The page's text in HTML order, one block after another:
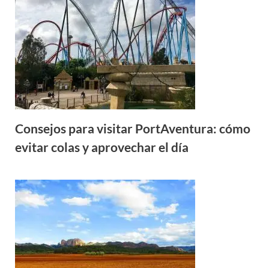
Consejos para visitar PortAventura: cómo
evitar colas y aprovechar el día